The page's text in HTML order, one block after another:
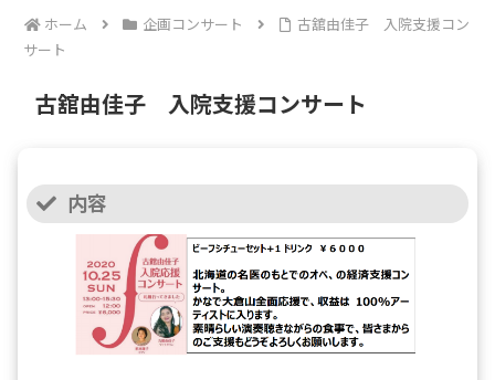
ホーム 企画コンサート
古舘由佳子 入院支援コン
サート
古舘由佳子 入院支援コンサート
内容